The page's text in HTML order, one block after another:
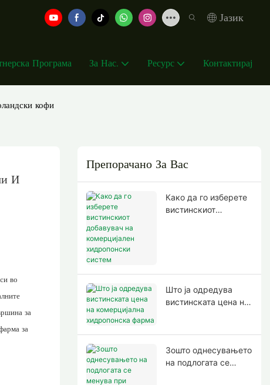
Јазик
Програма За Нас. Ресурс Контактирај
кофи
И
во
за
за
Препорачано За Вас
Како да го изберете
вистинскиот
Што ја одредува
вистинската цена на
Зошто однесувањето
на подлогата се